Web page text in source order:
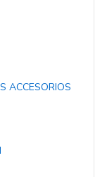
ACCESORIOS